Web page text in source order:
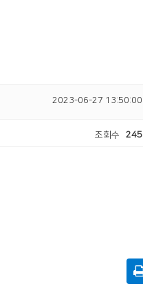
2023-06-27 13:50:00
조회수 245